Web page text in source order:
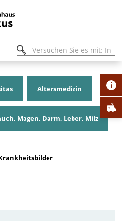
Altersmedizin
Magen, Darm, Leber, Milz
Fuß, Sprunggelenk